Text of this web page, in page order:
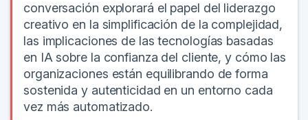
conversación explorará el papel del liderazgo
creativo en la simplificación de la complejidad,
las implicaciones de las tecnologías basadas
en IA sobre la confianza del cliente, y cómo las
organizaciones están equilibrando de forma
sostenida y autenticidad en un entorno cada
vez más automatizado.